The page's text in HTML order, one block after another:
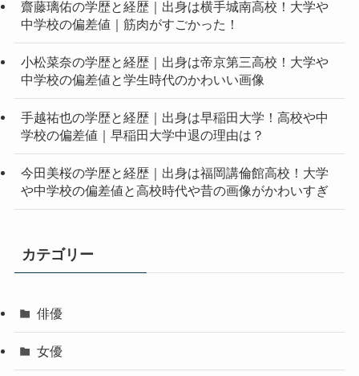
齋藤璃佑の学歴と経歴｜出身は横手城南高校！大学や
中学校の偏差値｜筋肉がすごかった！
小松菜奈の学歴と経歴｜出身は帝京第三高校！大学や
中学校の偏差値と学生時代のかわいい画像
手越祐也の学歴と経歴｜出身は早稲田大学！高校や中
学校の偏差値｜早稲田大学中退の理由は？
今田美桜の学歴と経歴｜出身は福岡講倫館高校！大学
や中学校の偏差値と高校時代や昔の画像がかわいすぎ
カテゴリー
俳優
女優